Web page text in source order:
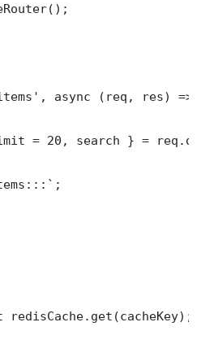
async (req, res) =>
= 20, search } =